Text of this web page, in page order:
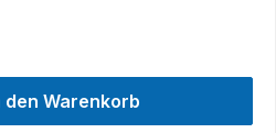
benutze die Schaltflächen um die
den Warenkorb